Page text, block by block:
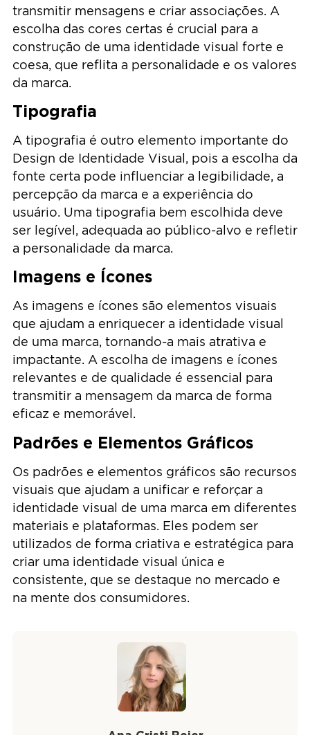
transmitir mensagens e criar associações. A
escolha das cores certas é crucial para a
construção de uma identidade visual forte e
coesa, que reflita a personalidade e os valores
da marca.
Tipografia
A tipografia é outro elemento importante do
Design de Identidade Visual, pois a escolha da
fonte certa pode influenciar a legibilidade, a
percepção da marca e a experiência do
usuário. Uma tipografia bem escolhida deve
ser legível, adequada ao público-alvo e refletir
a personalidade da marca.
Imagens e Ícones
As imagens e ícones são elementos visuais
que ajudam a enriquecer a identidade visual
de uma marca, tornando-a mais atrativa e
impactante. A escolha de imagens e ícones
relevantes e de qualidade é essencial para
transmitir a mensagem da marca de forma
eficaz e memorável.
Padrões e Elementos Gráficos
Os padrões e elementos gráficos são recursos
visuais que ajudam a unificar e reforçar a
identidade visual de uma marca em diferentes
materiais e plataformas. Eles podem ser
utilizados de forma criativa e estratégica para
criar uma identidade visual única e
consistente, que se destaque no mercado e
na mente dos consumidores.